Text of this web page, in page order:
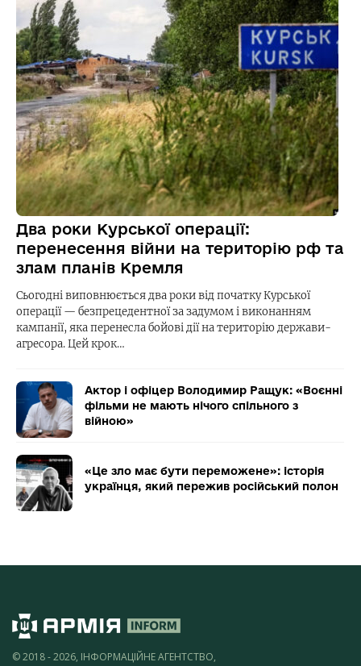
Два роки Курської операції:
перенесення війни на територію рф та
злам планів Кремля
Сьогодні виповнюється два роки від початку Курської
операції — безпрецедентної за задумом і виконанням
кампанії, яка перенесла бойові дії на територію держави-
агресора. Цей крок…
Актор і офіцер Володимир Ращук: «Воєнні
фільми не мають нічого спільного з
війною»
«Це зло має бути переможене»: історія
українця, який пережив російський полон
© 2018 - 2026, ІНФОРМАЦІЙНЕ АГЕНТСТВО,